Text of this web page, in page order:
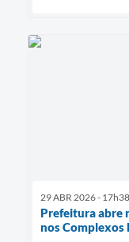
29 ABR 2026 - 17h38
Prefeitura abre
nos Complexos